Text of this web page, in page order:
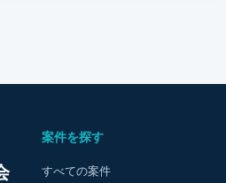
案件を探す
すべての案件